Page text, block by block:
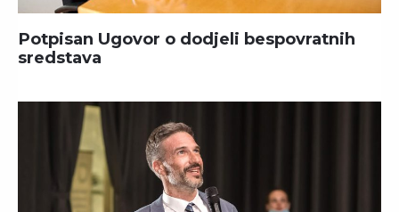
Potpisan Ugovor o dodjeli bespovratnih
sredstava